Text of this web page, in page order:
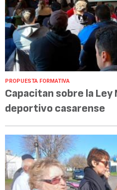
PROPUESTA FORMATIVA
Capacitan sobre la
deportivo casarense